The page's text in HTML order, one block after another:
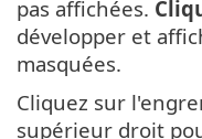
pas affichées.
développer et
masquées.
Cliquez sur
supérieur droit